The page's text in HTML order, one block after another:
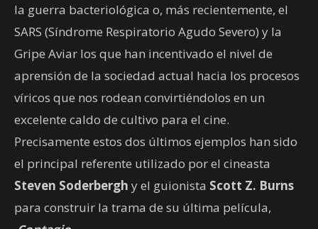
la guerra bacteriológica o, más recientemente, el
SARS (Síndrome Respiratorio Agudo Severo) y la
Gripe Aviar los que han incentivado el nivel de
aprensión de la sociedad actual hacia los procesos
víricos que nos rodean convirtiéndolos en un
excelente caldo de cultivo para el cine.
Precisamente estos dos últimos ejemplos han sido
el principal referente utilizado por el cineasta
Steven Soderbergh y el guionista Scott Z. Burns
para construir la trama de su última película,